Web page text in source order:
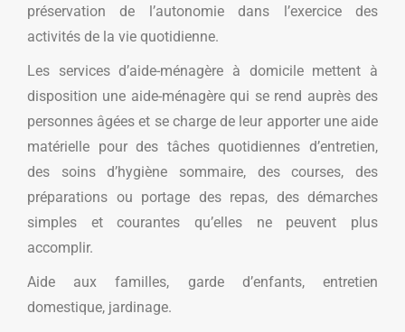
préservation de l’autonomie dans l’exercice des
activités de la vie quotidienne.
Les services d’aide-ménagère à domicile mettent à
disposition une aide-ménagère qui se rend auprès des
personnes âgées et se charge de leur apporter une aide
matérielle pour des tâches quotidiennes d’entretien,
des soins d’hygiène sommaire, des courses, des
préparations ou portage des repas, des démarches
simples et courantes qu’elles ne peuvent plus
accomplir.
Aide aux familles, garde d’enfants, entretien
domestique, jardinage.